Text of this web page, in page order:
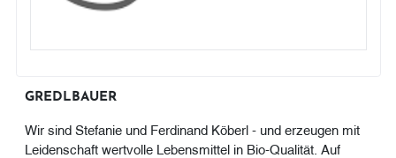
GREDLBAUER
Wir sind Stefanie und Ferdinand Köberl - und erzeugen mit
Leidenschaft wertvolle Lebensmittel in Bio-Qualität. Auf